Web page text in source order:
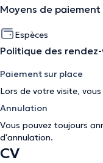
Moyens de paiement
Espèces
Politique des rendez-
Paiement sur place
Lors de votre visite,
Annulation
Vous pouvez toujours
d'annulation.
CV